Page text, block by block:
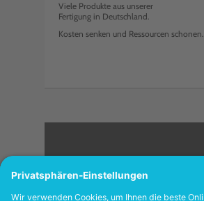
Viele Produkte aus unserer
Fertigung in Deutschland.
Kosten senken und Ressourcen schonen.
<